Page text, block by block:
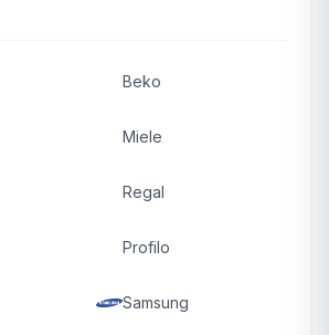
Beko
Miele
Regal
Profilo
Samsung